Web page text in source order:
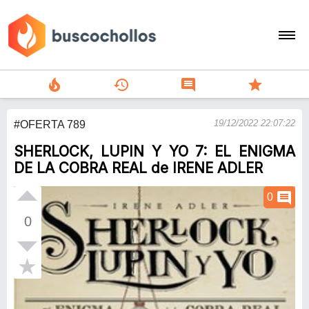
search
person
add
Menu
local_fire_department history comment star
#OFERTA 789 19/12/2022 22:07:22
SHERLOCK, LUPIN Y YO 7: EL ENIGMA
DE LA COBRA REAL de IRENE ADLER
0
0 comment